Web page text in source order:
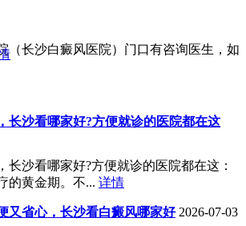
（长沙白癜风医院）门口有咨询医生，如
长沙看哪家好?方便就诊的医院都在这
长沙看哪家好?方便就诊的医院都在这：
的黄金期。不... 详情
又省心，长沙看白癜风哪家好 2026-07-03